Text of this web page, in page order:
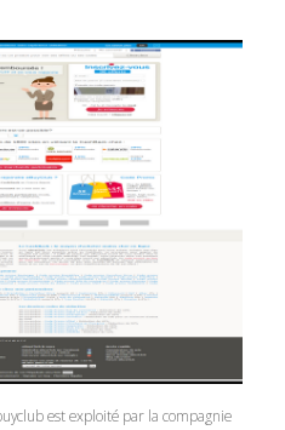
est exploité par la compagnie